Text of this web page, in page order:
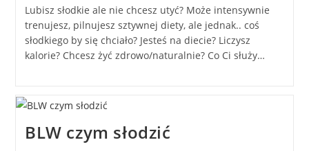
Lubisz słodkie ale nie chcesz utyć? Może intensywnie
trenujesz, pilnujesz sztywnej diety, ale jednak.. coś
słodkiego by się chciało? Jesteś na diecie? Liczysz
kalorie? Chcesz żyć zdrowo/naturalnie? Co Ci służy…
BLW czym słodzić